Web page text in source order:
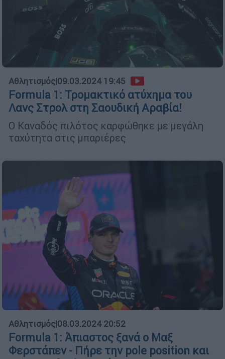
Αθλητισμός|09.03.2024 19:45
Formula 1: Τρομακτικό ατύχημα του
Λανς Στρολ στη Σαουδική Αραβία!
Ο Καναδός πιλότος καρφώθηκε με μεγάλη
ταχύτητα στις μπαριέρες
Αθλητισμός|08.03.2024 20:52
Formula 1: Άπιαστος ξανά ο Μαξ
Φερστάπεν - Πήρε την pole position και